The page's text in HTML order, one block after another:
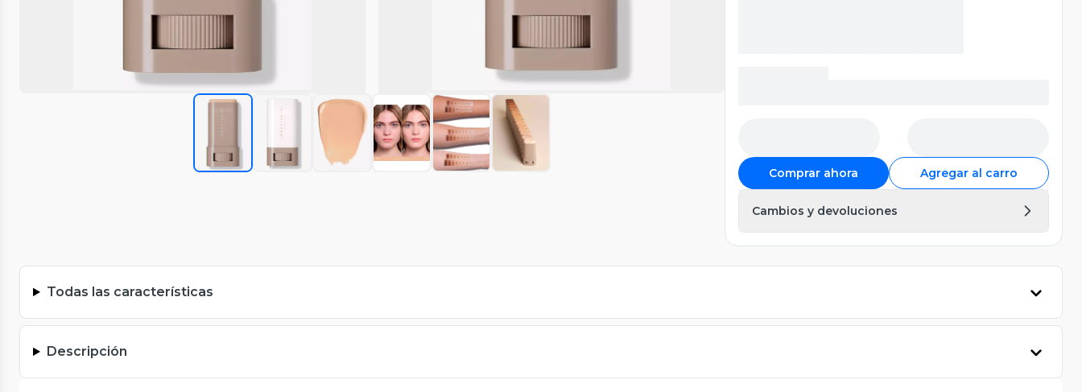
Comprar ahora Agregar al carro
Cambios y devoluciones
Todas las características
Descripción